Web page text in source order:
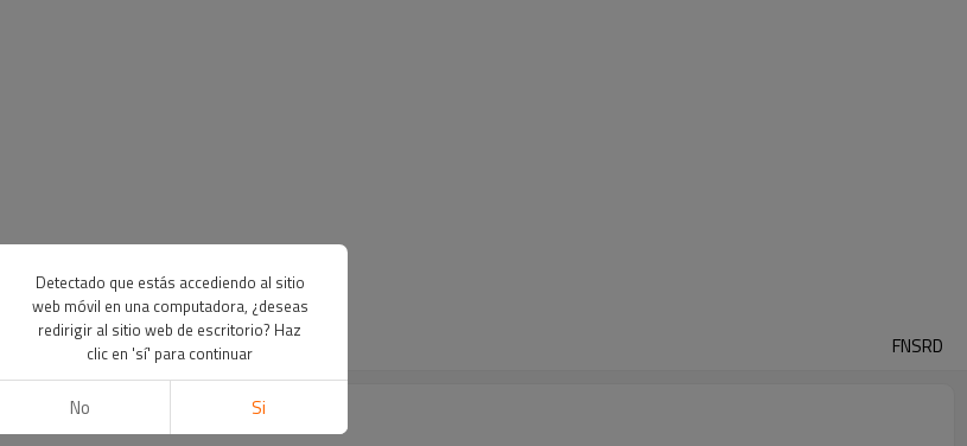
FNSRD
Detectado que estás accediendo al sitio
web móvil en una computadora, ¿deseas
redirigir al sitio web de escritorio? Haz
clic en 'sí' para continuar
No Si